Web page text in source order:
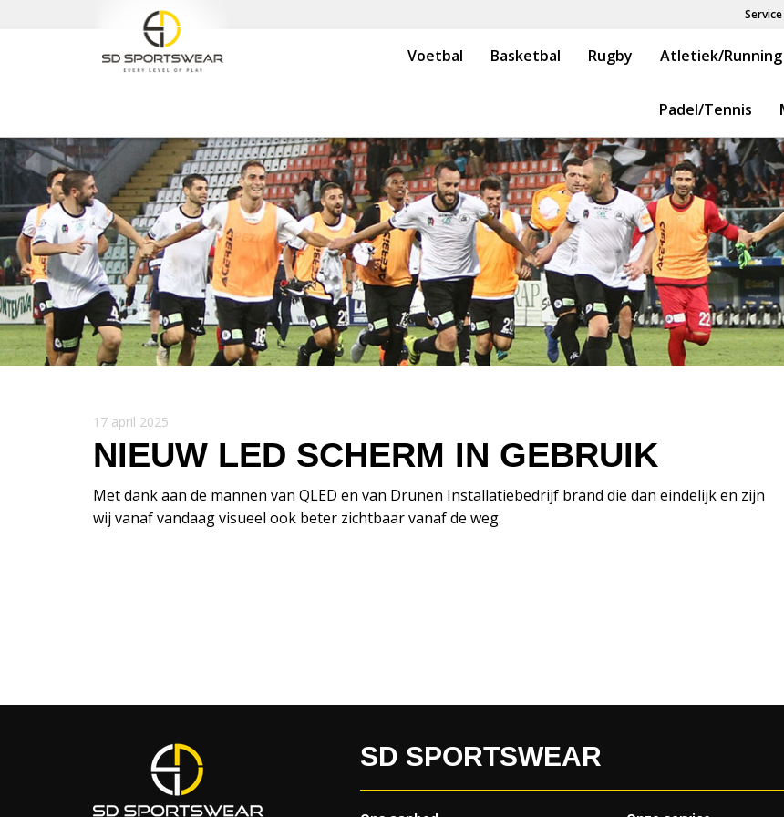
Service
Voetbal Basketbal Rugby Atletiek/Running
Padel/Tennis
17 april 2025
NIEUW LED SCHERM IN GEBRUIK
Met dank aan de mannen van QLED en van Drunen Installatiebedrijf brand die dan eindelijk en zijn
wij vanaf vandaag visueel ook beter zichtbaar vanaf de weg.
SD SPORTSWEAR